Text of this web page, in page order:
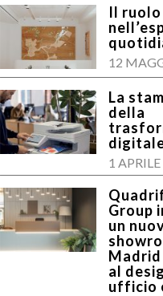
Il
12
La
della
1
Group
un
al
ufficio